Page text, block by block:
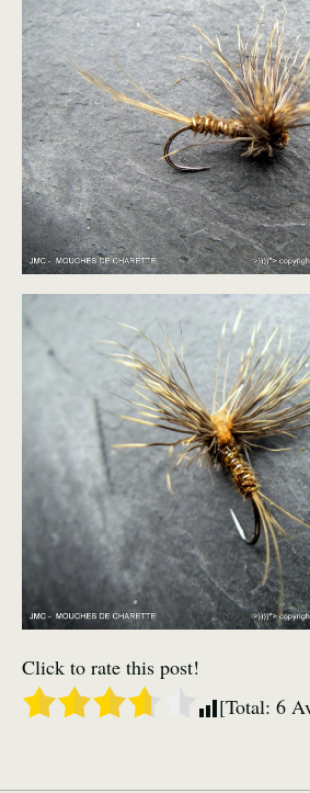
Click to rate this post!
[Total: 6